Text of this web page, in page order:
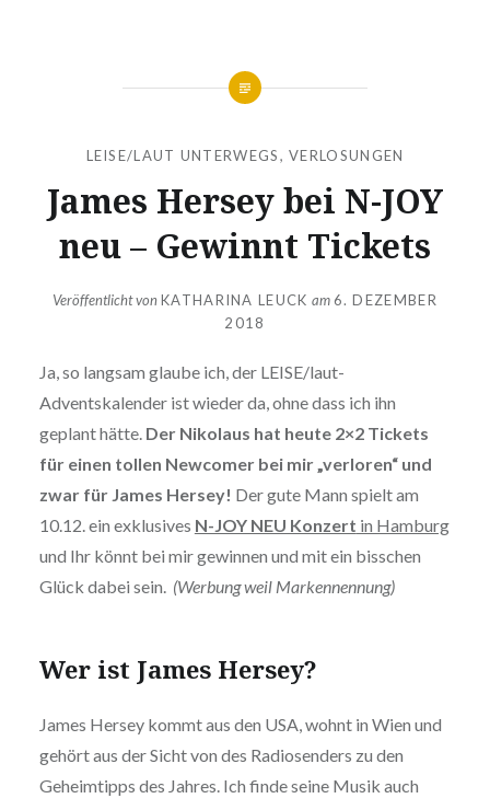
LEISE/LAUT UNTERWEGS,VERLOSUNGEN
James Hersey bei N-JOY
neu – Gewinnt Tickets
Veröffentlicht vonKATHARINA LEUCK am6. DEZEMBER
2018
Ja, so langsam glaube ich, der LEISE/laut-
Adventskalender ist wieder da, ohne dass ich ihn
geplant hätte. Der Nikolaus hat heute 2×2 Tickets
für einen tollen Newcomer bei mir „verloren“ und
zwar für James Hersey! Der gute Mann spielt am
10.12. ein exklusives N-JOY NEU Konzert in Hamburg
und Ihr könnt bei mir gewinnen und mit ein bisschen
Glück dabei sein. (Werbung weil Markennennung)
Wer ist James Hersey?
James Hersey kommt aus den USA, wohnt in Wien und
gehört aus der Sicht von des Radiosenders zu den
Geheimtipps des Jahres. Ich finde seine Musik auch